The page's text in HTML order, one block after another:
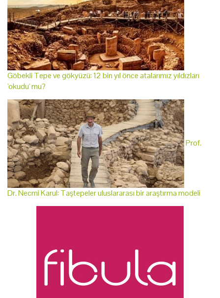
Göbekli Tepe ve gökyüzü: 12 bin yıl önce atalarımız yıldızları
'okudu' mu?
Prof.
Dr. Necmi Karul: Taştepeler uluslararası bir araştırma modeli